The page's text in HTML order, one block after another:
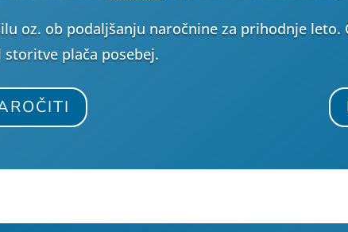
oz. ob podaljšanju naročnine za prihodnje leto.
plača posebej.